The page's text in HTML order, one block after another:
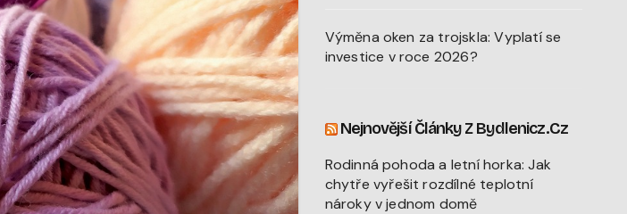
Výměna oken za trojskla: Vyplatí se
investice v roce 2026?
Nejnovější Články Z Bydlenicz.cz
Rodinná pohoda a letní horka: Jak
chytře vyřešit rozdílné teplotní
nároky v jednom domě